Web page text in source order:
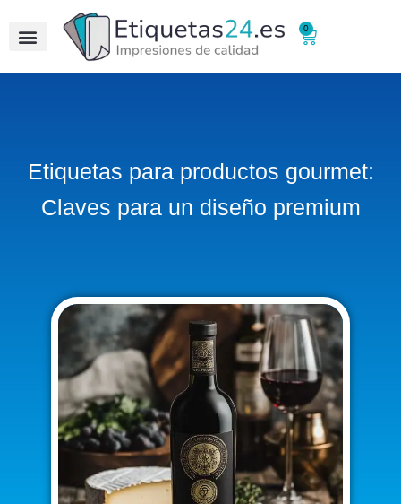
0
Etiquetas para productos gourmet:
Claves para un diseño premium